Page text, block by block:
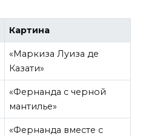
Картина
«Маркиза Луиза де
Казати»
«Фернанда с черной
мантилье»
«Фернанда вместе с